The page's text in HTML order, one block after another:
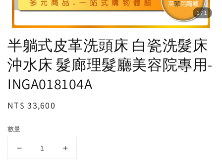
1/1
半躺式皮革洗頭床 白瓷洗髮床
沖水床 髮廊理髮廳美容院專用-
INGA018104A
Regular
NT$ 33,600
數量